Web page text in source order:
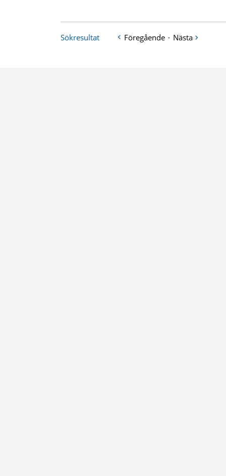
Sökresultat Föregående · Nästa